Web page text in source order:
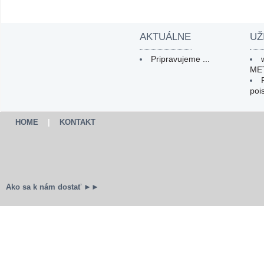
AKTUÁLNE
Pripravujeme ...
HOME KONTAKT
Ako sa k nám dostať ►►